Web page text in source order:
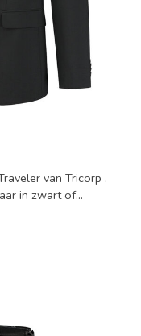
van Tricorp .
in zwart of